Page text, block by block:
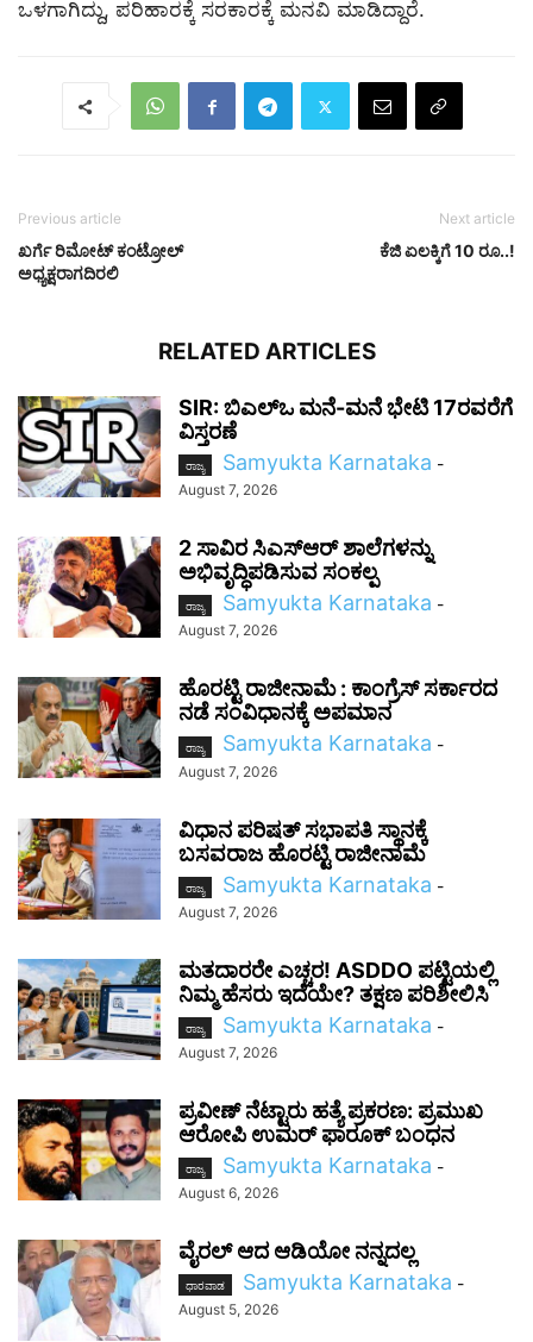
ಒಳಗಾಗಿದ್ದು, ಪರಿಹಾರಕ್ಕೆ ಸರಕಾರಕ್ಕೆ ಮನವಿ ಮಾಡಿದ್ದಾರೆ.
Previous article
ಖರ್ಗೆ ರಿಮೋಟ್ ಕಂಟ್ರೋಲ್
ಅಧ್ಯಕ್ಷರಾಗದಿರಲಿ
Next article
ಕೆಜಿ ಏಲಕ್ಕಿಗೆ 10 ರೂ..!
RELATED ARTICLES
SIR: ಬಿಎಲ್ಒ ಮನೆ-ಮನೆ ಭೇಟಿ 17ರವರೆಗೆ
ವಿಸ್ತರಣೆ
ರಾಜ್ಯ Samyukta Karnataka -
August 7, 2026
2 ಸಾವಿರ ಸಿಎಸ್‌ಆರ್ ಶಾಲೆಗಳನ್ನು
ಅಭಿವೃದ್ಧಿಪಡಿಸುವ ಸಂಕಲ್ಪ
ರಾಜ್ಯ Samyukta Karnataka -
August 7, 2026
ಹೊರಟ್ಟಿ ರಾಜೀನಾಮೆ : ಕಾಂಗ್ರೆಸ್ ಸರ್ಕಾರದ
ನಡೆ ಸಂವಿಧಾನಕ್ಕೆ ಅಪಮಾನ
ರಾಜ್ಯ Samyukta Karnataka -
August 7, 2026
ವಿಧಾನ ಪರಿಷತ್ ಸಭಾಪತಿ ಸ್ಥಾನಕ್ಕೆ
ಬಸವರಾಜ ಹೊರಟ್ಟಿ ರಾಜೀನಾಮೆ
ರಾಜ್ಯ Samyukta Karnataka -
August 7, 2026
ಮತದಾರರೇ ಎಚ್ಚರ! ASDDO ಪಟ್ಟಿಯಲ್ಲಿ
ನಿಮ್ಮ ಹೆಸರು ಇದೆಯೇ? ತಕ್ಷಣ ಪರಿಶೀಲಿಸಿ
ರಾಜ್ಯ Samyukta Karnataka -
August 7, 2026
ಪ್ರವೀಣ್ ನೆಟ್ಟಾರು ಹತ್ಯೆ ಪ್ರಕರಣ: ಪ್ರಮುಖ
ಆರೋಪಿ ಉಮರ್ ಫಾರೂಕ್ ಬಂಧನ
ರಾಜ್ಯ Samyukta Karnataka -
August 6, 2026
ವೈರಲ್ ಆದ ಆಡಿಯೋ ನನ್ನದಲ್ಲ
ಧಾರವಾಡ Samyukta Karnataka -
August 5, 2026